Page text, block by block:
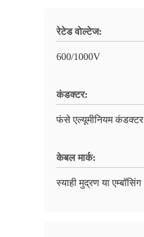
रेटेड वोल्टेज:
600/1000V
कंडक्टर:
फंसे एल्यूमीनियम कंडक्टर
केबल मार्क:
स्याही मुद्रण या एम्बॉसिंग